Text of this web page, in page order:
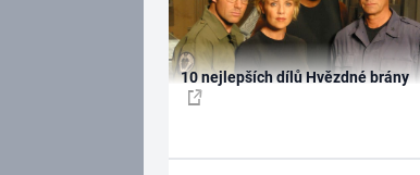
10 nejlepších dílů Hvězdné brány